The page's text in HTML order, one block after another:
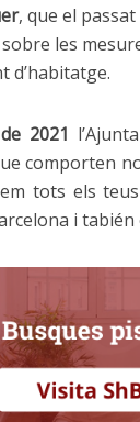
, que el
sobre les
d’habitatge.
2021
comporten
tots els
i